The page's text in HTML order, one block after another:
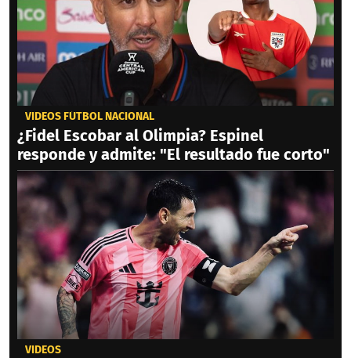
VIDEOS FÚTBOL NACIONAL
¿Fidel Escobar al Olimpia? Espinel
responde y admite: "El resultado fue corto"
VIDEOS